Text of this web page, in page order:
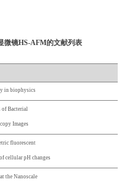
微镜HS-AFM的文献列表
in biophysics
Bacterial
Images
fluorescent
cellular pH changes
the Nanoscale